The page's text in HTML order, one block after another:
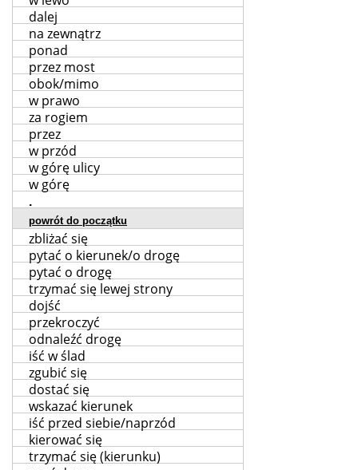
dalej
na zewnątrz
ponad
przez most
obok/mimo
w prawo
za rogiem
przez
w przód
w górę ulicy
w górę
.
powrót do początku
zbliżać się
pytać o kierunek/o drogę
pytać o drogę
trzymać się lewej strony
dojść
przekroczyć
odnaleźć drogę
iść w ślad
zgubić się
dostać się
wskazać kierunek
iść przed siebie/naprzód
kierować się
trzymać się (kierunku)